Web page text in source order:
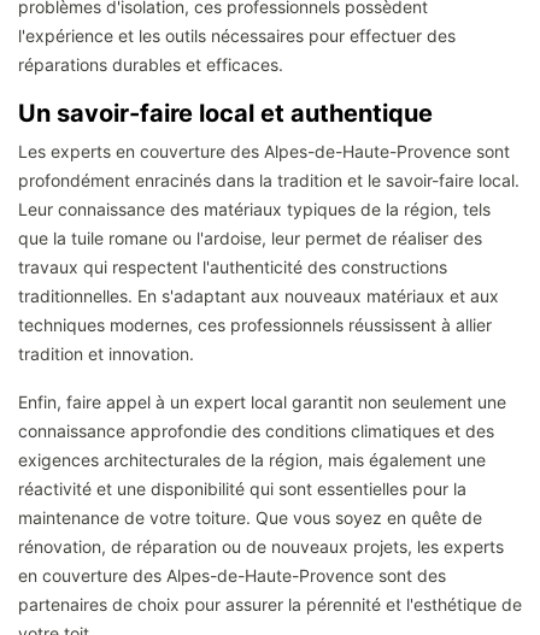
problèmes d'isolation, ces professionnels possèdent
l'expérience et les outils nécessaires pour effectuer des
réparations durables et efficaces.
Un savoir-faire local et authentique
Les experts en couverture des Alpes-de-Haute-Provence sont
profondément enracinés dans la tradition et le savoir-faire local.
Leur connaissance des matériaux typiques de la région, tels
que la tuile romane ou l'ardoise, leur permet de réaliser des
travaux qui respectent l'authenticité des constructions
traditionnelles. En s'adaptant aux nouveaux matériaux et aux
techniques modernes, ces professionnels réussissent à allier
tradition et innovation.
Enfin, faire appel à un expert local garantit non seulement une
connaissance approfondie des conditions climatiques et des
exigences architecturales de la région, mais également une
réactivité et une disponibilité qui sont essentielles pour la
maintenance de votre toiture. Que vous soyez en quête de
rénovation, de réparation ou de nouveaux projets, les experts
en couverture des Alpes-de-Haute-Provence sont des
partenaires de choix pour assurer la pérennité et l'esthétique de